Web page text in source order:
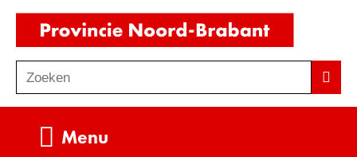
Ga
de
inhoud
o
Zoeken
Menu